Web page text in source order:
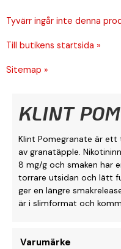
Tyvärr ingår inte denna
Till butikens startsida »
Sitemap »
KLINT
Klint Pomegranate är
av granatäpple.
8 mg/g och smaken har
torrare utsidan och lätt
ger en längre
är i slimformat och
Varumärke